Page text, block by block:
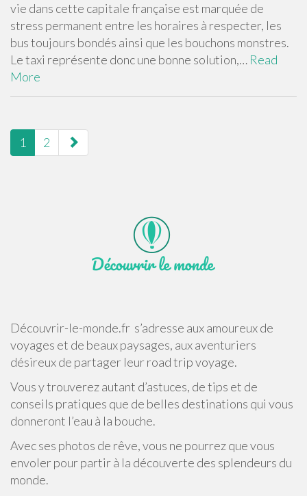
vie dans cette capitale française est marquée de
stress permanent entre les horaires à respecter, les
bus toujours bondés ainsi que les bouchons monstres.
Le taxi représente donc une bonne solution,… Read
More
pagination
1 2
Découvrir-le-monde.fr s’adresse aux amoureux de
voyages et de beaux paysages, aux aventuriers
désireux de partager leur road trip voyage.
Vous y trouverez autant d’astuces, de tips et de
conseils pratiques que de belles destinations qui vous
donneront l’eau à la bouche.
Avec ses photos de rêve, vous ne pourrez que vous
envoler pour partir à la découverte des splendeurs du
monde.